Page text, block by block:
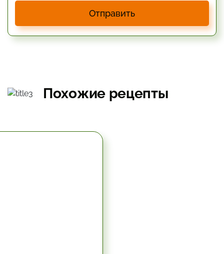
Отправить
Похожие рецепты